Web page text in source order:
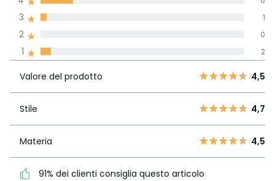
1 2
2
3 1
4
5 4,5
questo articolo
1 2
2 0
3 1
Valore del prodotto 4,5
Stile 4,7
Materia 4,5
91% dei clienti consiglia questo articolo